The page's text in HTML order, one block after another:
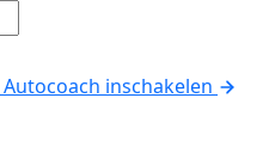
Autocoach inschakelen